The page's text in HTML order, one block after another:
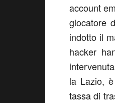
account
giocatore
indotto il
hacker
la Lazio,
tassa di